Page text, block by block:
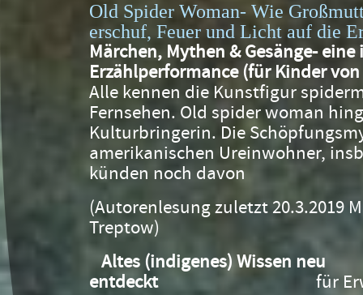
Old Spider Woman- Wie
erschuf, Feuer und Licht auf die
Märchen, Mythen & Gesänge-
Erzählperformance (für Kinder
Alle kennen die Kunstfigur
Fernsehen. Old spider woman
Kulturbringerin. Die
amerikanischen Ureinwohner,
künden noch davon
(Autorenlesung zuletzt 20.3.2019
Treptow)
Altes (indigenes) Wissen neu
entdeckt für